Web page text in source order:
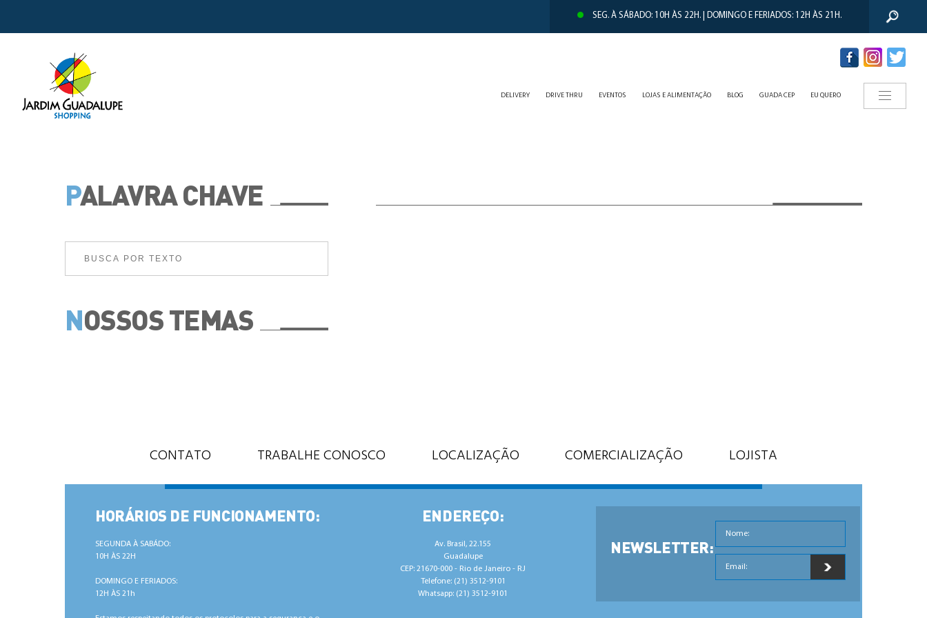
SEG. À SÁBADO: 10H ÀS 22H. | DOMINGO E FERIADOS: 12H ÀS 21H.
DELIVERY DRIVE THRU EVENTOS LOJAS E ALIMENTAÇÃO BLOG GUADA CEP EU QUERO
PALAVRA CHAVE
NOSSOS TEMAS
CONTATO TRABALHE CONOSCO LOCALIZAÇÃO COMERCIALIZAÇÃO LOJISTA
HORÁRIOS DE FUNCIONAMENTO:
SEGUNDA À SABÁDO:
10H ÀS 22H
DOMINGO E FERIADOS:
12H ÀS 21h
ENDEREÇO:
Av. Brasil, 22.155
Guadalupe
CEP: 21670-000 - Rio de Janeiro - RJ
Telefone: (21) 3512-9101
Whatsapp: (21) 3512-9101
NEWSLETTER:
Nome:
Email: